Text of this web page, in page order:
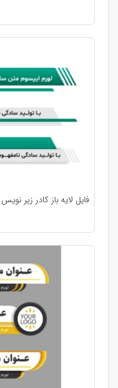
فایل لایه باز کادر زیر